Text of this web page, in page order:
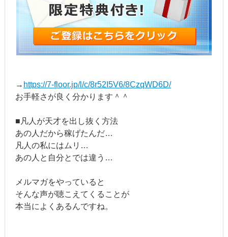
→ https://7-floor.jp/l/c/8r52I5V6/8CzqWD6D/
お手軽さが良く分かります＾＾
■凡人が天才を出し抜く方法
あの人だから稼げたんだ…
凡人の私にはムリ…
あの人と自分とでは違う…
メルマガをやっていると
そんな声が聴こえてくることが
本当によくあるんですね。